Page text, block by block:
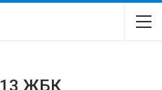
13 ЖБК